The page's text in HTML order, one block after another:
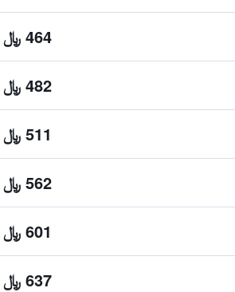
464 ﷼
482 ﷼
511 ﷼
562 ﷼
601 ﷼
637 ﷼